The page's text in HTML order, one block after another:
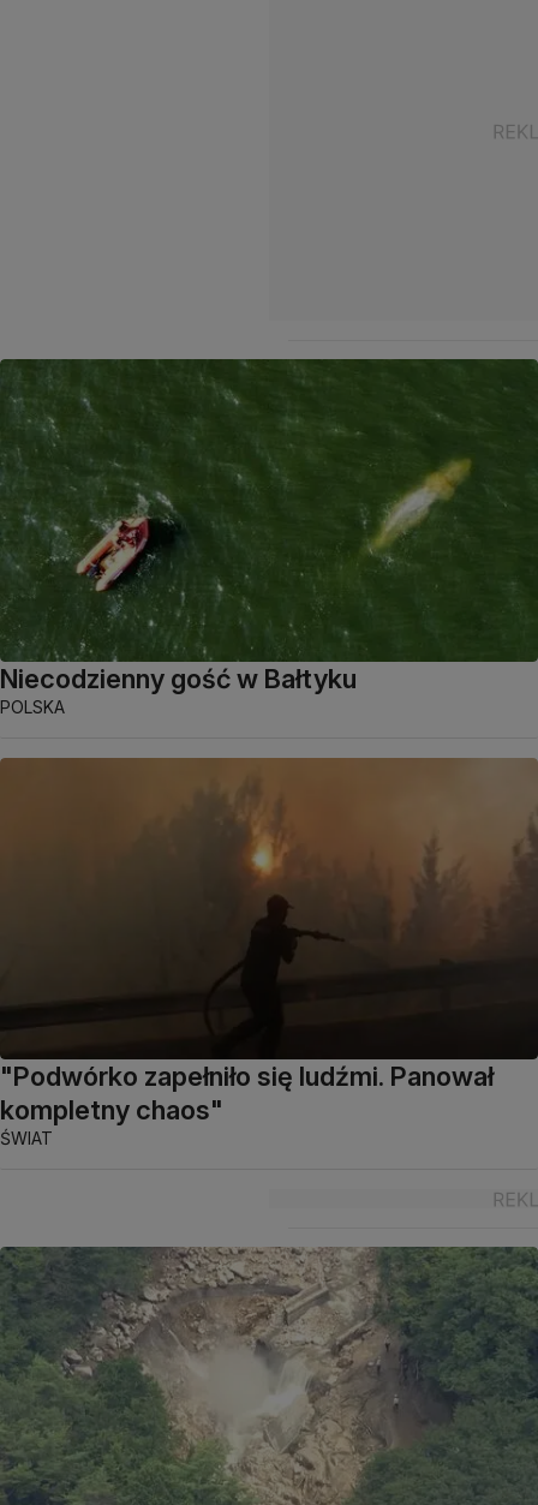
Niecodzienny gość w Bałtyku
POLSKA
"Podwórko zapełniło się ludźmi. Panował
kompletny chaos"
ŚWIAT